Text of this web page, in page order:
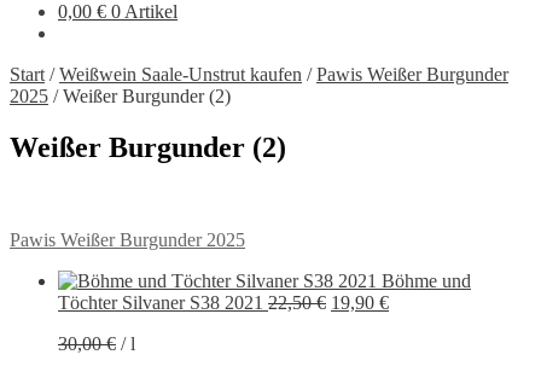
0,00 € 0 Artikel
Start /Weißwein Saale-Unstrut kaufen /Pawis Weißer Burgunder
2025 /Weißer Burgunder (2)
Weißer Burgunder (2)
Beitragsnavigation
Vorheriger
Pawis Weißer Burgunder 2025
Böhme und
Töchter Silvaner S38 2021 22,50€ Ursprünglicher
19,90 €Aktueller
30,00€ /l